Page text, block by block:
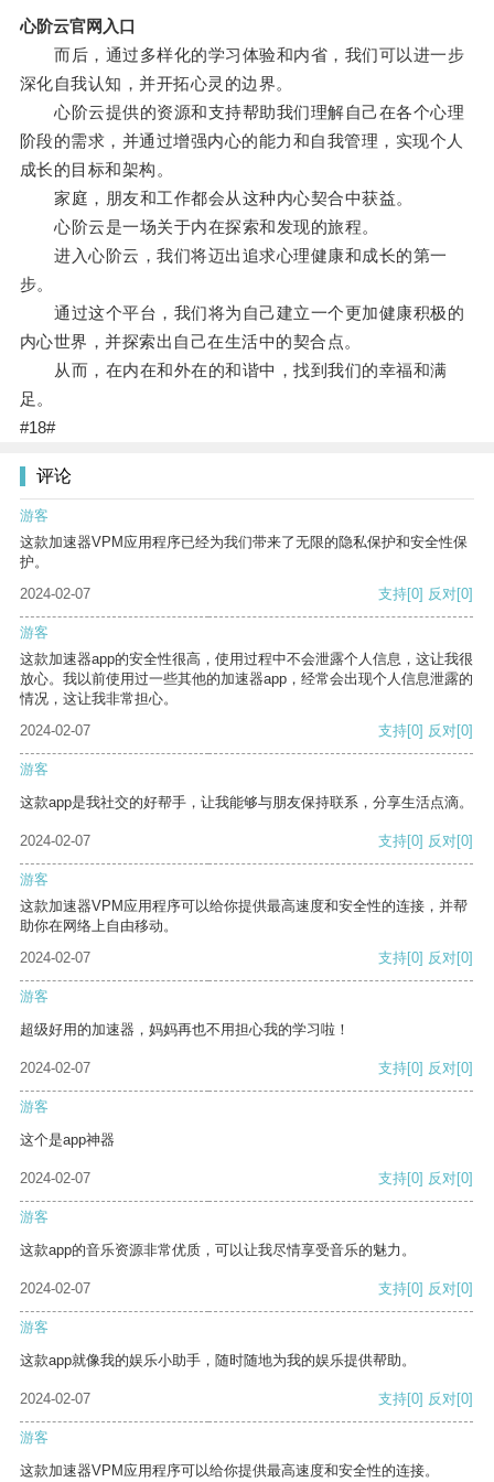
心阶云官网入口
而后，通过多样化的学习体验和内省，我们可以进一步
深化自我认知，并开拓心灵的边界。
心阶云提供的资源和支持帮助我们理解自己在各个心理
阶段的需求，并通过增强内心的能力和自我管理，实现个人
成长的目标和架构。
家庭，朋友和工作都会从这种内心契合中获益。
心阶云是一场关于内在探索和发现的旅程。
进入心阶云，我们将迈出追求心理健康和成长的第一
步。
通过这个平台，我们将为自己建立一个更加健康积极的
内心世界，并探索出自己在生活中的契合点。
从而，在内在和外在的和谐中，找到我们的幸福和满
足。
#18#
评论
游客
这款加速器VPM应用程序已经为我们带来了无限的隐私保护和安全性保
护。
2024-02-07
支持[0] 反对[0]
游客
这款加速器app的安全性很高，使用过程中不会泄露个人信息，这让我很
放心。我以前使用过一些其他的加速器app，经常会出现个人信息泄露的
情况，这让我非常担心。
2024-02-07
支持[0] 反对[0]
游客
这款app是我社交的好帮手，让我能够与朋友保持联系，分享生活点滴。
2024-02-07 支持[0] 反对[0]
游客
这款加速器VPM应用程序可以给你提供最高速度和安全性的连接，并帮
助你在网络上自由移动。
2024-02-07
支持[0] 反对[0]
游客
超级好用的加速器，妈妈再也不用担心我的学习啦！
2024-02-07 支持[0] 反对[0]
游客
这个是app神器
2024-02-07 支持[0] 反对[0]
游客
这款app的音乐资源非常优质，可以让我尽情享受音乐的魅力。
2024-02-07 支持[0] 反对[0]
游客
这款app就像我的娱乐小助手，随时随地为我的娱乐提供帮助。
2024-02-07 支持[0] 反对[0]
游客
这款加速器VPM应用程序可以给你提供最高速度和安全性的连接。